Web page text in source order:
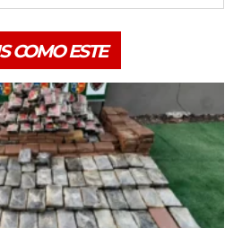
COMO ESTE